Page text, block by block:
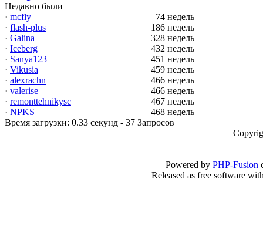
Недавно были
· mcfly
74 недель
· flash-plus
186 недель
· Galina
328 недель
· Iceberg
432 недель
· Sanya123
451 недель
· Vikusia
459 недель
· alexrachn
466 недель
· valerise
466 недель
· remonttehnikysc
467 недель
· NPKS
468 недель
Время загрузки: 0.33 секунд - 37 Запросов
Powered by PHP-Fusion
Released as free software